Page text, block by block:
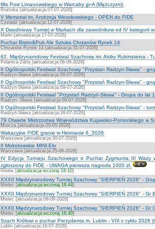
Mis Pow Limanowskiego w Warcaby gr-A (Mężczyzni)
Roztoka [aktualizacja:07-07-2026]
V Memoriał im. Andrzeja Wesołowskiego - OPEN do FIDE
Czeladź [aktualizacja:12-07-2026]
X Dwudniowy Turniej w Markach dla zawodnikow od IV kategorii
Marki [aktualizacja:17-07-2026]
Puchar Bistro&Pub Ale Sztuka Chrzanów Rynek 14
Chrzanów Rynek 14 [aktualizacja:31-07-2026]
62. Międzynarodowy Festiwal Szachowy im. Akiby Rubinsteina -
Polanica-Zdrój [aktualizacja:06-08-2026]
II Ogólnopolski Festiwal Szachowy "Przystan Radzyn-Sława" -
Radzyn-Sława [aktualizacja:09-07-2026]
II Ogólnopolski Festiwal Szachowy "Przystań Radzyn-Sława" -
Radzyn-Sława [aktualizacja:09-07-2026]
II Ogólnopolski Festiwal "Przystań Radzyń-Sława" - Grupa do lat
Radzyn- Sława [aktualizacja:09-07-2026]
II Ogólnopolski Festiwal Szachowy "Przystań Radzyn-Sława" -
Radzyń-Sława [aktualizacja:26-07-2026]
79 Otwarte Mistrzostwa Województwa Kujawsko-Pomorskiego w
Mrocza [aktualizacja:20-05-2026]
Wakacyjne FIDE granie w Hetmanie 6_2026
Warszawa [aktualizacja:30-07-2026]
II Mokotowskie MINI-Elo
Warszawa [aktualizacja:25-06-2026]
IV Edycja Turnieju Szachowego o Puchar Zygmunta III Wazy
zgłoszony do FIDE - UWAGA pierwsza nagroda 1000 zł.
Gniew [aktualizacja:wczoraj 18:10]
XXXII Międzynarodowy Turniej Szachowy "SIERPIEŃ 2026" -
Mielec [aktualizacja:wczoraj 16:44]
XXXII Międzynarodowy Turniej Szachowy "SIERPIEŃ 2026" - Gr
Mielec [aktualizacja:06-08-2026]
XXXII Międzynarodowy Turniej Szachowy "SIERPIEŃ 2026" - Gr
Mielec [aktualizacja:wczoraj 16:40]
Szach Królowi o puchar Prezydenta m. Lublin - VIII z cyklu 2026
Lublin [aktualizacja:18-07-2026]